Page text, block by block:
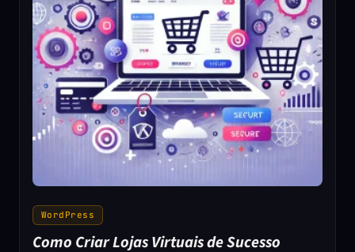
WordPress
Como Criar Lojas Virtuais de Sucesso